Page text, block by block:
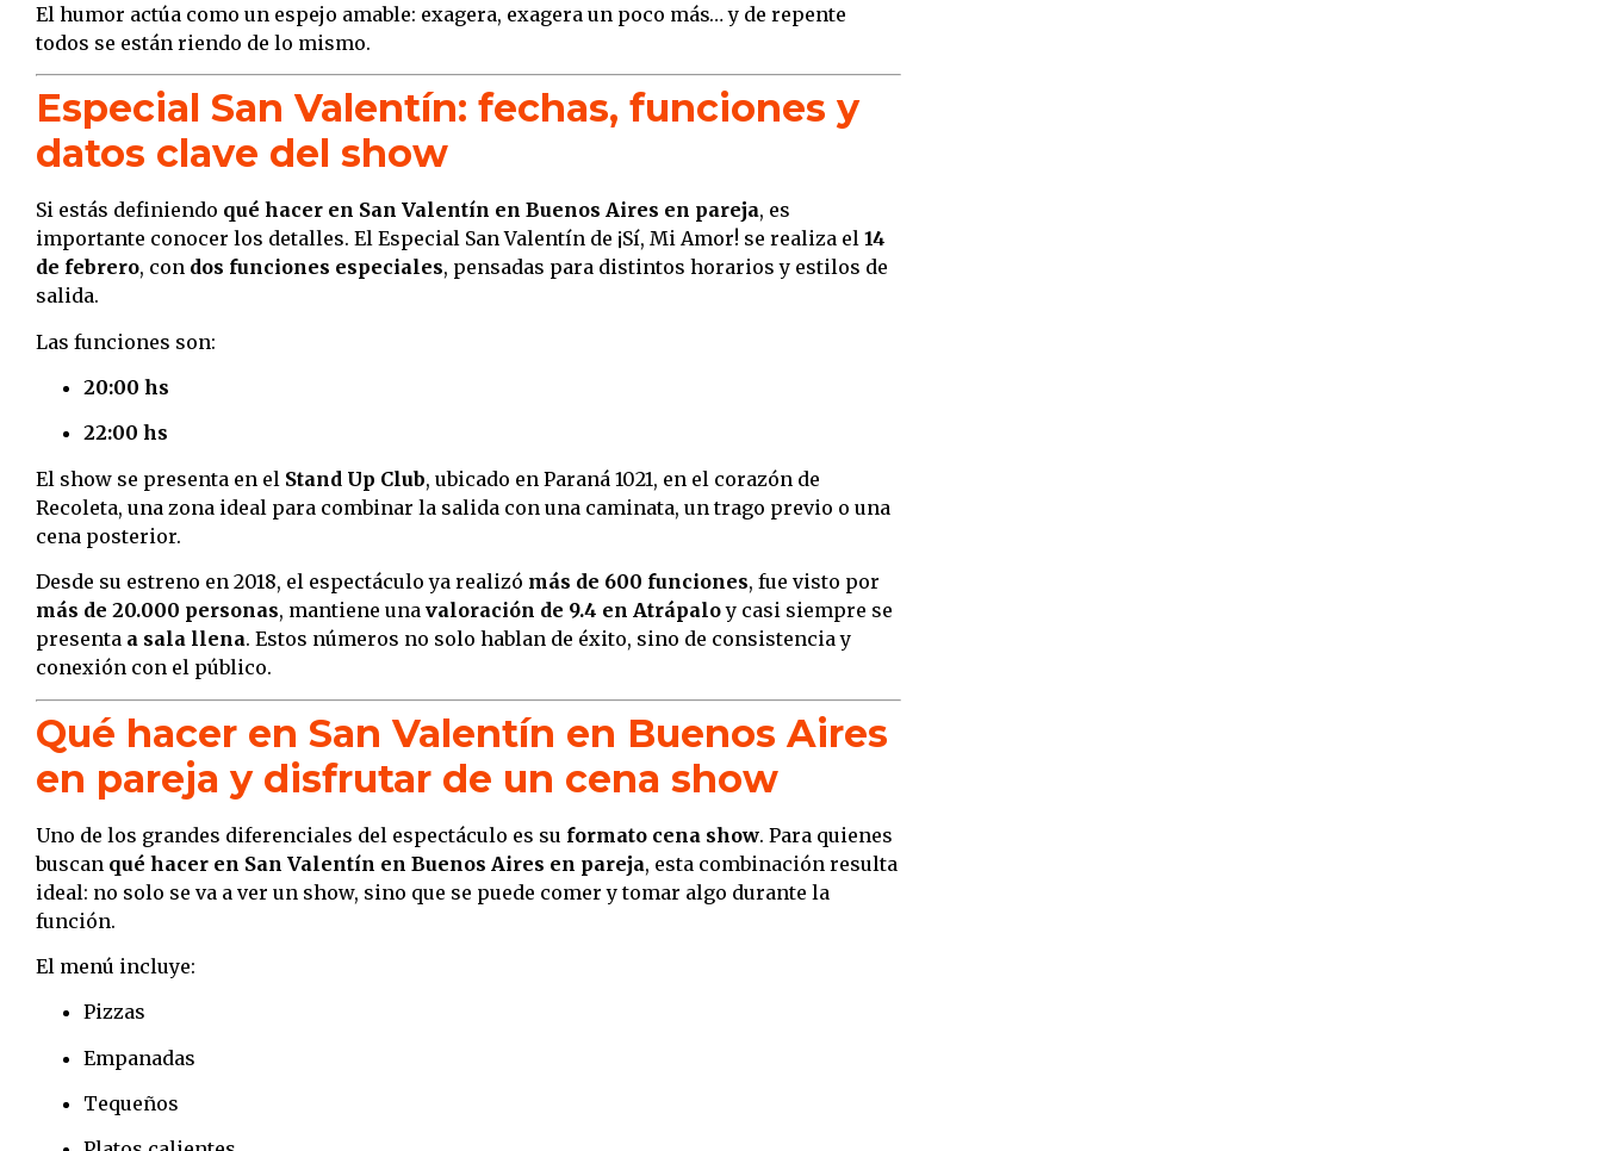
El humor actúa como un espejo amable: exagera, exagera un poco más… y de repente
todos se están riendo de lo mismo.
Especial San Valentín: fechas, funciones y
datos clave del show
Si estás definiendo qué hacer en San Valentín en Buenos Aires en pareja, es
importante conocer los detalles. El Especial San Valentín de ¡Sí, Mi Amor! se realiza el 14
de febrero, con dos funciones especiales, pensadas para distintos horarios y estilos de
salida.
Las funciones son:
20:00 hs
22:00 hs
El show se presenta en el Stand Up Club, ubicado en Paraná 1021, en el corazón de
Recoleta, una zona ideal para combinar la salida con una caminata, un trago previo o una
cena posterior.
Desde su estreno en 2018, el espectáculo ya realizó más de 600 funciones, fue visto por
más de 20.000 personas, mantiene una valoración de 9.4 en Atrápaloy casi siempre se
presenta a sala llena. Estos números no solo hablan de éxito, sino de consistencia y
conexión con el público.
Qué hacer en San Valentín en Buenos Aires
en pareja y disfrutar de un cena show
Uno de los grandes diferenciales del espectáculo es su formato cena show. Para quienes
buscan qué hacer en San Valentín en Buenos Aires en pareja, esta combinación resulta
ideal: no solo se va a ver un show, sino que se puede comer y tomar algo durante la
función.
El menú incluye:
Pizzas
Empanadas
Tequeños